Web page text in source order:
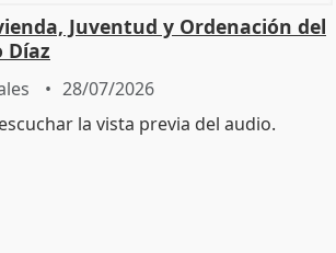
Juventud y Ordenación del
Díaz
28/07/2026